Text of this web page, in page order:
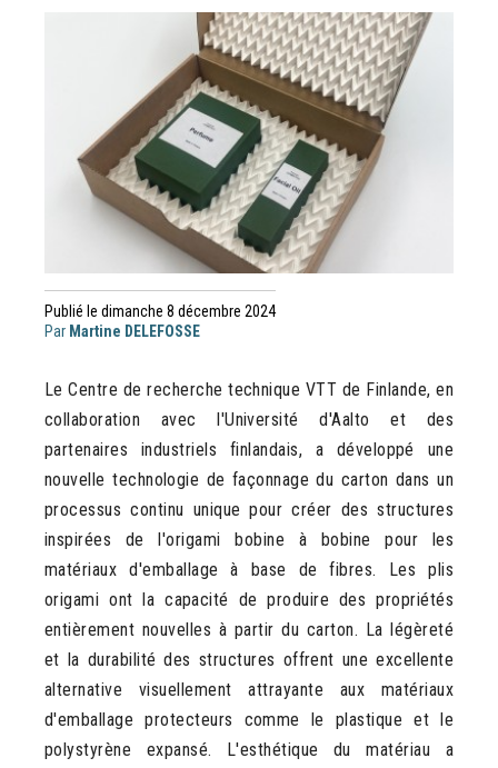
Publié le dimanche 8 décembre 2024
Par Martine DELEFOSSE
Le Centre de recherche technique VTT de Finlande, en
collaboration avec l'Université d'Aalto et des
partenaires industriels finlandais, a développé une
nouvelle technologie de façonnage du carton dans un
processus continu unique pour créer des structures
inspirées de l'origami bobine à bobine pour les
matériaux d'emballage à base de fibres. Les plis
origami ont la capacité de produire des propriétés
entièrement nouvelles à partir du carton. La légèreté
et la durabilité des structures offrent une excellente
alternative visuellement attrayante aux matériaux
d'emballage protecteurs comme le plastique et le
polystyrène expansé. L'esthétique du matériau a